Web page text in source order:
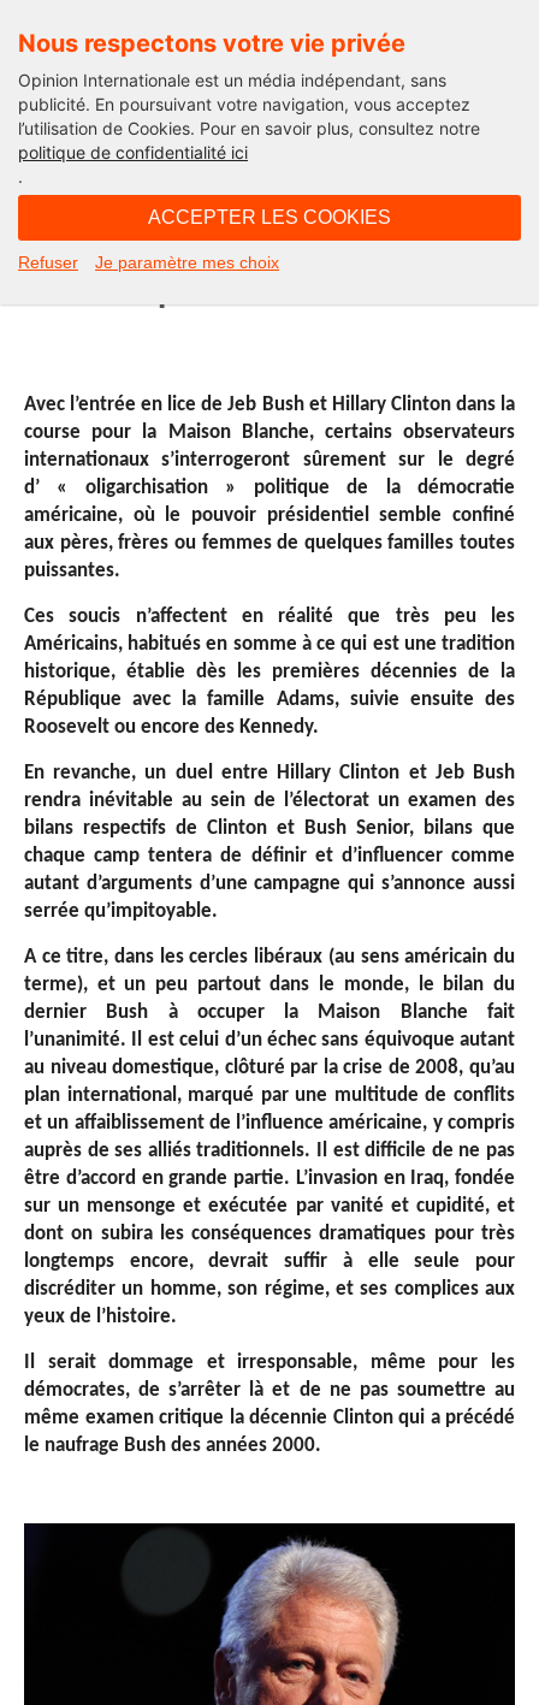
Nous respectons votre vie privée
Opinion Internationale est un média indépendant, sans
publicité. En poursuivant votre navigation, vous acceptez
l’utilisation de Cookies. Pour en savoir plus, consultez notre
politique de confidentialité ici
.
ACCEPTER LES COOKIES
Refuser Je paramètre mes choix
International
Semaine américaine : Clinton et la
Avec l’entrée en lice de Jeb Bush et Hillary Clinton dans la
course pour la Maison Blanche, certains observateurs
internationaux s’interrogeront sûrement sur le degré
d’ « oligarchisation » politique de la démocratie
américaine, où le pouvoir présidentiel semble confiné
aux pères, frères ou femmes de quelques familles toutes
puissantes.
Ces soucis n’affectent en réalité que très peu les
Américains, habitués en somme à ce qui est une tradition
historique, établie dès les premières décennies de la
République avec la famille Adams, suivie ensuite des
Roosevelt ou encore des Kennedy.
En revanche, un duel entre Hillary Clinton et Jeb Bush
rendra inévitable au sein de l’électorat un examen des
bilans respectifs de Clinton et Bush Senior, bilans que
chaque camp tentera de définir et d’influencer comme
autant d’arguments d’une campagne qui s’annonce aussi
serrée qu’impitoyable.
A ce titre, dans les cercles libéraux (au sens américain du
terme), et un peu partout dans le monde, le bilan du
dernier Bush à occuper la Maison Blanche fait
l’unanimité. Il est celui d’un échec sans équivoque autant
au niveau domestique, clôturé par la crise de 2008, qu’au
plan international, marqué par une multitude de conflits
et un affaiblissement de l’influence américaine, y compris
auprès de ses alliés traditionnels. Il est difficile de ne pas
être d’accord en grande partie. L’invasion en Iraq, fondée
sur un mensonge et exécutée par vanité et cupidité, et
dont on subira les conséquences dramatiques pour très
longtemps encore, devrait suffir à elle seule pour
discréditer un homme, son régime, et ses complices aux
yeux de l’histoire.
Il serait dommage et irresponsable, même pour les
démocrates, de s’arrêter là et de ne pas soumettre au
même examen critique la décennie Clinton qui a précédé
le naufrage Bush des années 2000.